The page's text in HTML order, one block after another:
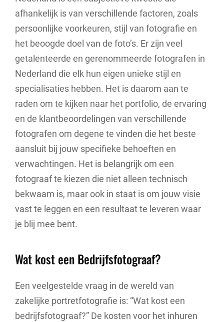
afhankelijk is van verschillende factoren, zoals
persoonlijke voorkeuren, stijl van fotografie en
het beoogde doel van de foto’s. Er zijn veel
getalenteerde en gerenommeerde fotografen in
Nederland die elk hun eigen unieke stijl en
specialisaties hebben. Het is daarom aan te
raden om te kijken naar het portfolio, de ervaring
en de klantbeoordelingen van verschillende
fotografen om degene te vinden die het beste
aansluit bij jouw specifieke behoeften en
verwachtingen. Het is belangrijk om een
fotograaf te kiezen die niet alleen technisch
bekwaam is, maar ook in staat is om jouw visie
vast te leggen en een resultaat te leveren waar
je blij mee bent.
Wat kost een Bedrijfsfotograaf?
Een veelgestelde vraag in de wereld van
zakelijke portretfotografie is: “Wat kost een
bedrijfsfotograaf?” De kosten voor het inhuren